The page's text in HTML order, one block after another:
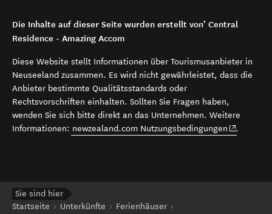
Die Inhalte auf dieser Seite wurden erstellt von’ Central
Residence - Amazing Accom
Diese Website stellt Informationen über Tourismusanbieter in
Neuseeland zusammen. Es wird nicht gewährleistet, dass die
Anbieter bestimmte Qualitätsstandards oder
Rechtsvorschriften einhalten. Sollten Sie Fragen haben,
wenden Sie sich bitte direkt an das Unternehmen. Weitere
Informationen: newzealand.com Nutzungsbedingungen (opens in
.
Sie sind hier
Startseite
Unterkünfte
Ferienhäuser